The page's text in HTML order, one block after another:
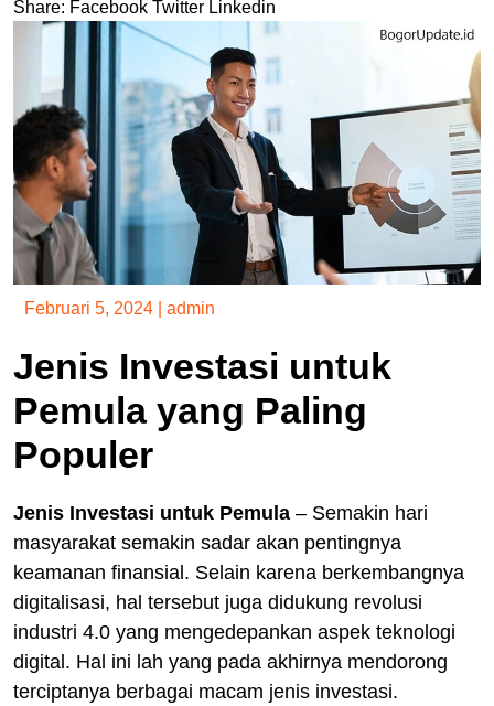
Share: Facebook Twitter Linkedin
Februari 5, 2024 admin
Jenis Investasi untuk
Pemula yang Paling
Populer
Jenis Investasi untuk Pemula – Semakin hari
masyarakat semakin sadar akan pentingnya
keamanan finansial. Selain karena berkembangnya
digitalisasi, hal tersebut juga didukung revolusi
industri 4.0 yang mengedepankan aspek teknologi
digital. Hal ini lah yang pada akhirnya mendorong
terciptanya berbagai macam jenis investasi.